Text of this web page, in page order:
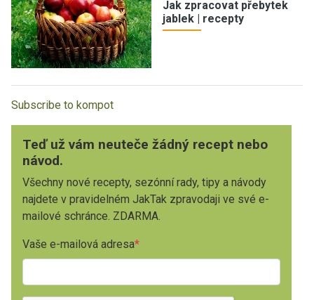
Jak zpracovat přebytek
jablek | recepty
Subscribe to kompot
Teď už vám neuteče žádný recept nebo
návod.
Všechny nové recepty, sezónní rady, tipy a návody
najdete v pravidelném JakTak zpravodaji ve své e-
mailové schránce. ZDARMA.
Vaše e-mailová adresa